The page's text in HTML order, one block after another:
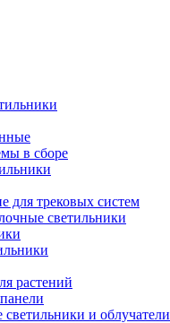
в сборе
для трековых систем
светильники
растений
и облучатели